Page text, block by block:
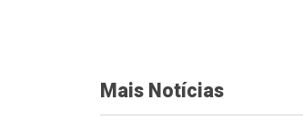
Mais Notícias